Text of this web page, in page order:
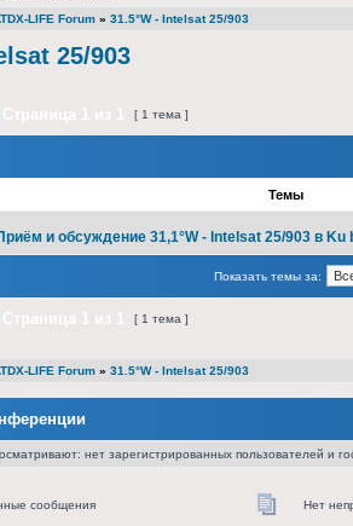
LIFE Forum » 31.5°W - Intelsat 25/903
25/903
[ 1 тема ]
Темы
и обсуждение 31,1°W - Intelsat 25/903 в Ku
Показать темы за:
[ 1 тема ]
LIFE Forum » 31.5°W - Intelsat 25/903
нет зарегистрированных пользователей и
сообщения Нет